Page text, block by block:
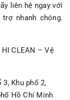
liên hệ ngay với
nhanh chóng.
HI CLEAN – Vệ
Khu phố 2,
Hồ Chí Minh